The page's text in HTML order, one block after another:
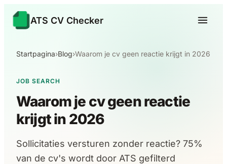
ATS CV Checker
Startpagina›Blog›Waarom je cv geen reactie krijgt in 2026
JOB SEARCH
Waarom je cv geen reactie
krijgt in 2026
Sollicitaties versturen zonder reactie? 75%
van de cv's wordt door ATS gefilterd